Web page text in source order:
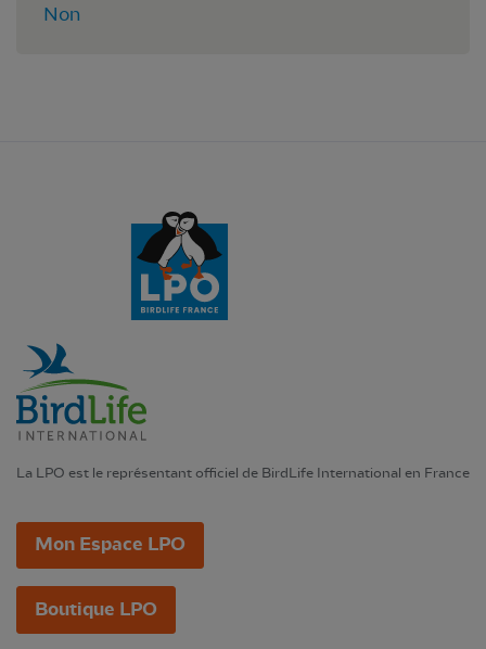
Non
La LPO est le représentant officiel de BirdLife International en France
Mon Espace LPO
Boutique LPO